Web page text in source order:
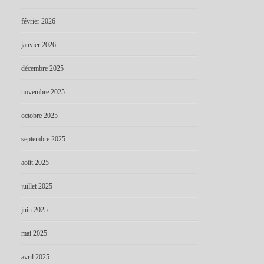
février 2026
janvier 2026
décembre 2025
novembre 2025
octobre 2025
septembre 2025
août 2025
juillet 2025
juin 2025
mai 2025
avril 2025